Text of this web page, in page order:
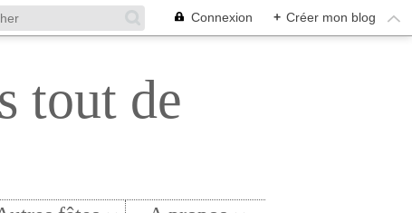
Connexion + Créer mon blog
tout de